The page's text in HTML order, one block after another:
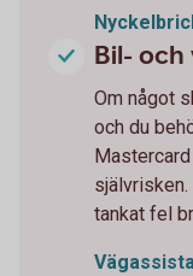
Bil- och
Om något
och du
självrisken.
tankat fel